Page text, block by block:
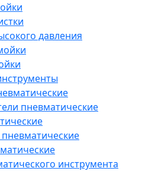
давления
пневматические
инструмента